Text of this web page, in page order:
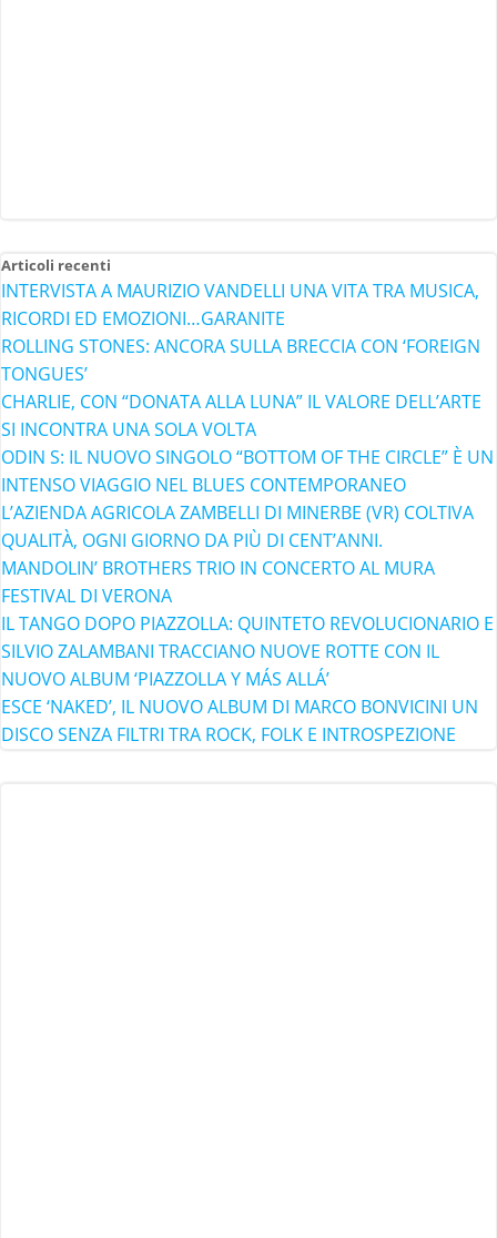
Articoli recenti
INTERVISTA A MAURIZIO VANDELLI UNA VITA TRA MUSICA,
RICORDI ED EMOZIONI…GARANITE
ROLLING STONES: ANCORA SULLA BRECCIA CON ‘FOREIGN
TONGUES’
CHARLIE, CON “DONATA ALLA LUNA” IL VALORE DELL’ARTE
SI INCONTRA UNA SOLA VOLTA
ODIN S: IL NUOVO SINGOLO “BOTTOM OF THE CIRCLE” È UN
INTENSO VIAGGIO NEL BLUES CONTEMPORANEO
L’AZIENDA AGRICOLA ZAMBELLI DI MINERBE (VR) COLTIVA
QUALITÀ, OGNI GIORNO DA PIÙ DI CENT’ANNI.
MANDOLIN’ BROTHERS TRIO IN CONCERTO AL MURA
FESTIVAL DI VERONA
IL TANGO DOPO PIAZZOLLA: QUINTETO REVOLUCIONARIO E
SILVIO ZALAMBANI TRACCIANO NUOVE ROTTE CON IL
NUOVO ALBUM ‘PIAZZOLLA Y MÁS ALLÁ’
ESCE ‘NAKED’, IL NUOVO ALBUM DI MARCO BONVICINI UN
DISCO SENZA FILTRI TRA ROCK, FOLK E INTROSPEZIONE